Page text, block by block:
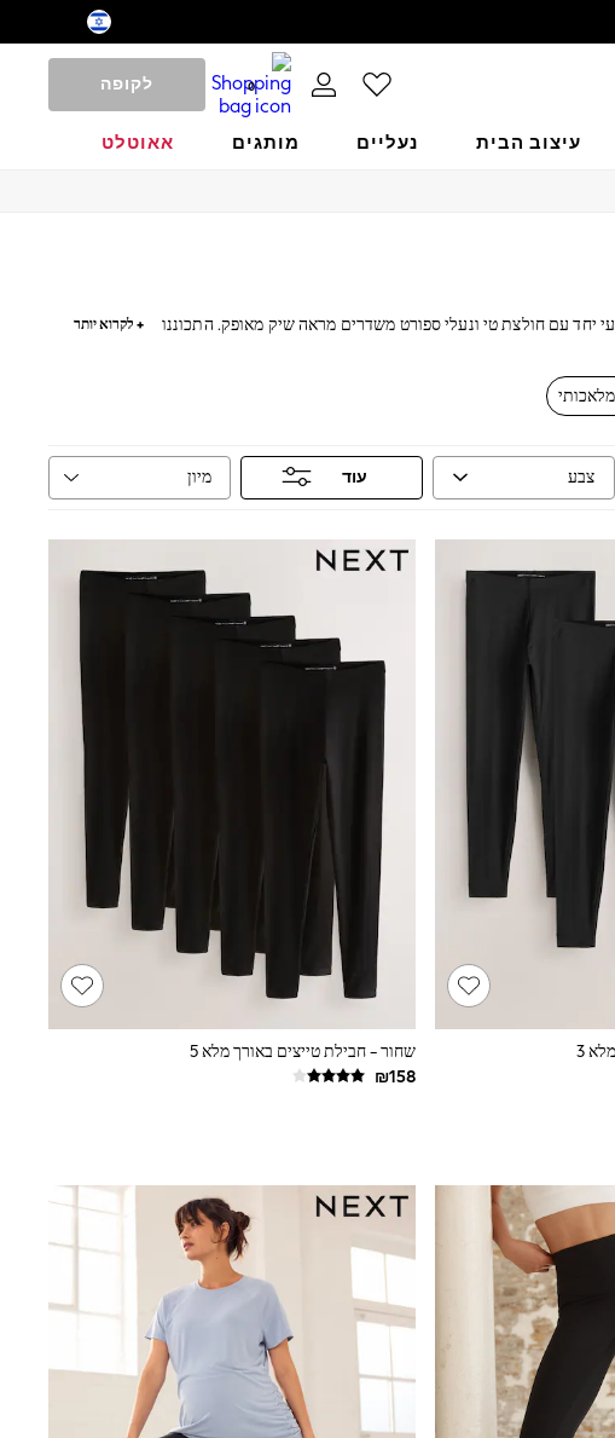
0 לקופה
עיצוב הבית נעליים מותגים אאוטלט
יחד עם חולצת טי ונעלי ספורט משדרים מראה שיק מאופק. התכוננו
+ לקרוא יותר
צבע עוד מיון
3
שחור - חבילת טייצים באורך מלא 5